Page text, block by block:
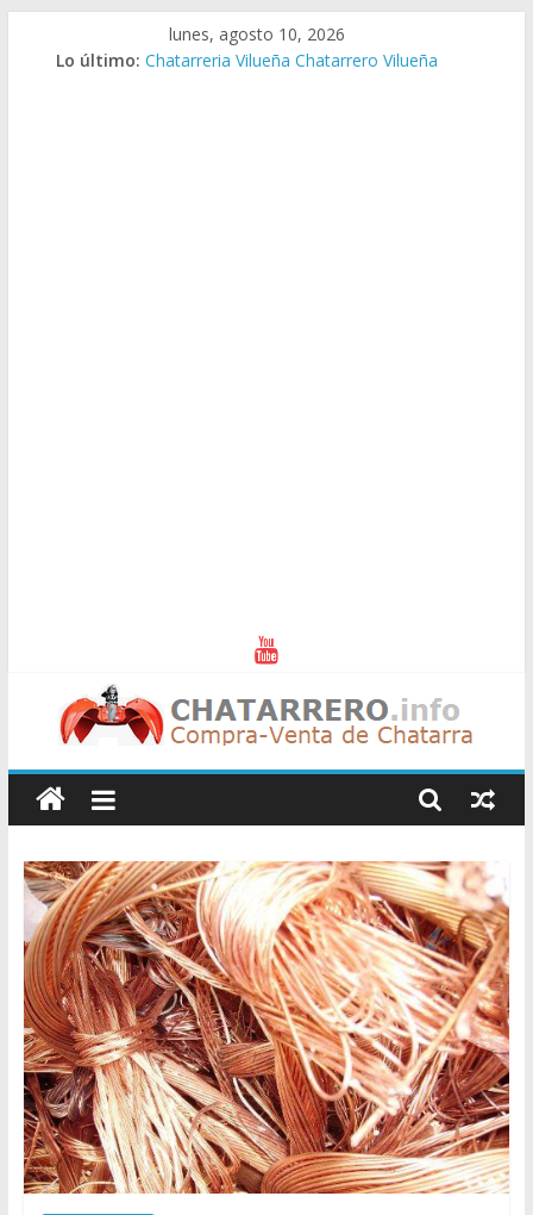
lunes, agosto 10, 2026
Lo último: Chatarreria Vilueña Chatarrero Vilueña
Chatarreros
–
Precio
de
Chatarra
Directorio
de
Chatarreros
para
vender